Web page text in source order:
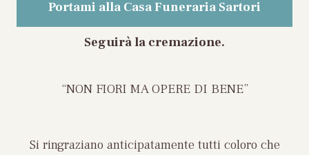
Portami alla Casa Funeraria Sartori
Seguirà la cremazione.
“NON FIORI MAOPERE DI BENE”
Si ringraziano anticipatamente tutti coloro che